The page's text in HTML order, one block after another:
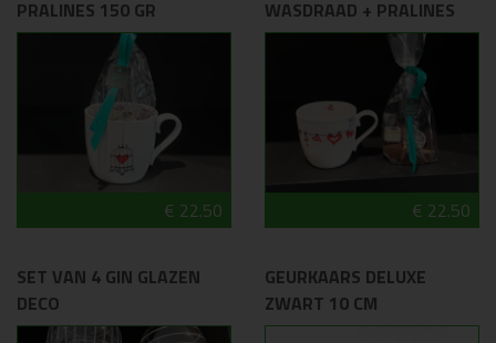
PRALINES 150 GR
€ 22.50
WASDRAAD + PRALINES
€ 22.50
SET VAN 4 GIN GLAZEN
DECO
GEURKAARS DELUXE
ZWART 10 CM